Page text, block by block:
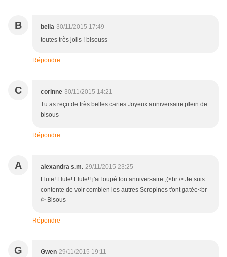
B bella 30/11/2015 17:49
toutes très jolis ! bisouss
Répondre
C corinne 30/11/2015 14:21
Tu as reçu de très belles cartes Joyeux anniversaire plein de
bisous
Répondre
A alexandra s.m. 29/11/2015 23:25
Flute! Flute! Flute!! j'ai loupé ton anniversaire ;(<br /> Je suis
contente de voir combien les autres Scropines t'ont gatée<br
/> Bisous
Répondre
G Gwen 29/11/2015 19:11